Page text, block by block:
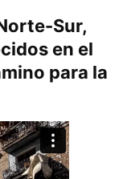
Sur,
en el
para la